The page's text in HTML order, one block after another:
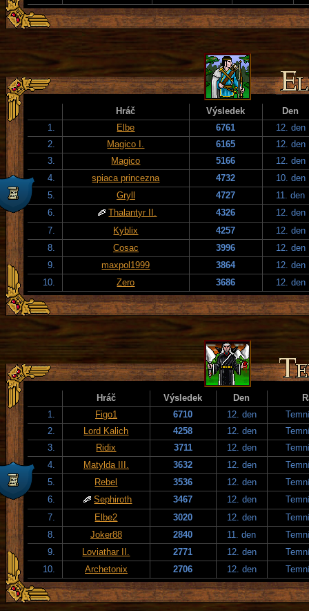
Hráč Výsledek
Den
1.
Elbe 6761
12. den
2.
Magico I. 6165
12. den
3.
Magico 5166
12. den
4.
spiaca princezna 4732
10. den
5.
Gryll 4727
11. den
6.
Thalantyr II. 4326
12. den
7.
Kyblix 4257
12. den
8.
Cosac 3996
12. den
9.
maxpol1999 3864
12. den
10.
Zero 3686 12. den
Hráč Výsledek Den
1.
Figo1 6710 12. den
2.
Lord Kalich 4258 12. den
3.
Ridix 3711 12. den
4.
Matylda III. 3632 12. den
5.
Rebel 3536 12. den
6.
Sephiroth 3467 12. den
7.
Elbe2 3020 12. den
8.
Joker88 2840 11. den
9.
Loviathar II. 2771 12. den
10.
Archetonix 2706 12. den